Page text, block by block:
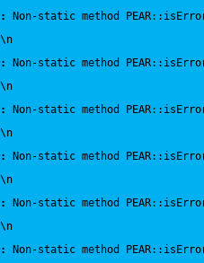
:
Non-static method
\n
:
Non-static method
\n
:
Non-static method
\n
:
Non-static method
\n
:
Non-static method
\n
:
Non-static method